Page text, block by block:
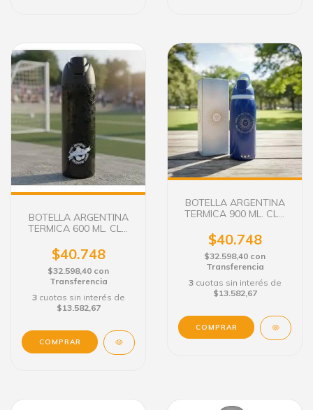
BOTELLA ARGENTINA
TERMICA 600 ML. CLA
$40.748
$32.598,40 con
Transferencia
3 cuotas sin interés de
$13.582,67
BOTELLA ARGENTINA
TERMICA 900 ML. CLA
$40.748
$32.598,40 con
Transferencia
3 cuotas sin interés de
$13.582,67